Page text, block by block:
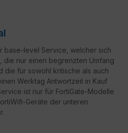
base-level Service, welcher sich
die nur einen begrenzten Umfang
die für sowohl kritische als auch
Werktag Antwortzeit in Kauf
ist nur für FortiGate-Modelle
Geräte der unteren